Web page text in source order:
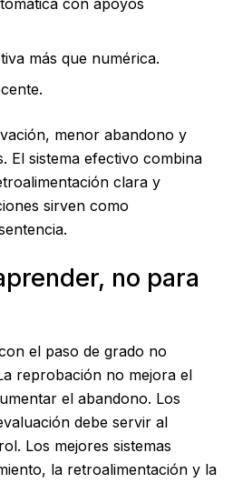
con apoyos
más que numérica.
menor abandono y
El sistema efectivo combina
clara y
sirven como
no para
el paso de grado no
reprobación no mejora el
el abandono. Los
debe servir al
Los mejores sistemas
la retroalimentación y la